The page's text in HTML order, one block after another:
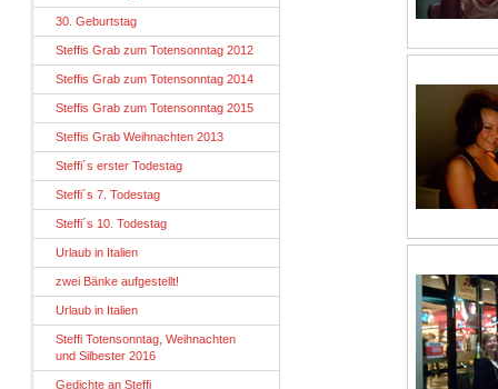
30. Geburtstag
Steffis Grab zum Totensonntag 2012
Steffis Grab zum Totensonntag 2014
Steffis Grab zum Totensonntag 2015
Steffis Grab Weihnachten 2013
Steffi´s erster Todestag
Steffi´s 7. Todestag
Steffi´s 10. Todestag
Urlaub in Italien
zwei Bänke aufgestellt!
Urlaub in Italien
Steffi Totensonntag, Weihnachten
und Silbester 2016
Gedichte an Steffi